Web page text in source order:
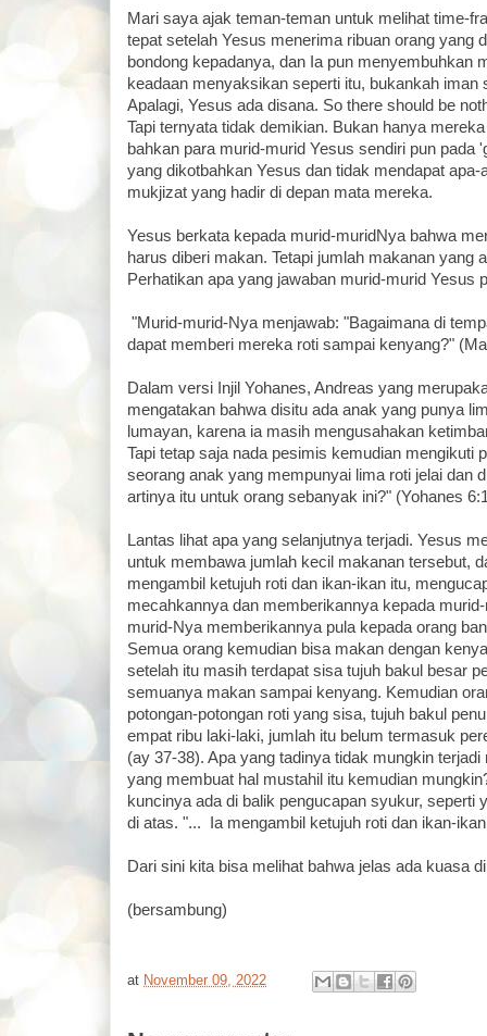
Mari saya ajak teman-teman untuk melihat time-
tepat setelah Yesus menerima ribuan orang yang
bondong kepadanya, dan Ia pun menyembuhkan
keadaan menyaksikan seperti itu, bukankah iman
Apalagi, Yesus ada disana. So there should be
Tapi ternyata tidak demikian. Bukan hanya
bahkan para murid-murid Yesus sendiri pun pada
yang dikotbahkan Yesus dan tidak mendapat
mukjizat yang hadir di depan mata mereka.
Yesus berkata kepada murid-muridNya bahwa
harus diberi makan. Tetapi jumlah makanan yang
Perhatikan apa yang jawaban murid-murid Yesus
"Murid-murid-Nya menjawab: "Bagaimana di
dapat memberi mereka roti sampai kenyang?"
Dalam versi Injil Yohanes, Andreas yang
mengatakan bahwa disitu ada anak yang punya
lumayan, karena ia masih mengusahakan
Tapi tetap saja nada pesimis kemudian mengikuti
seorang anak yang mempunyai lima roti jelai dan
artinya itu untuk orang sebanyak ini?" (Yohanes
Lantas lihat apa yang selanjutnya terjadi. Yesus
untuk membawa jumlah kecil makanan tersebut,
mengambil ketujuh roti dan ikan-ikan itu,
mecahkannya dan memberikannya kepada
murid-Nya memberikannya pula kepada orang
Semua orang kemudian bisa makan dengan
setelah itu masih terdapat sisa tujuh bakul besar
semuanya makan sampai kenyang. Kemudian
potongan-potongan roti yang sisa, tujuh bakul
empat ribu laki-laki, jumlah itu belum termasuk
(ay 37-38). Apa yang tadinya tidak mungkin terjadi
yang membuat hal mustahil itu kemudian
kuncinya ada di balik pengucapan syukur, seperti
di atas. "... Ia mengambil ketujuh roti dan ikan-
Dari sini kita bisa melihat bahwa jelas ada kuasa
(bersambung)
at November 09, 2022